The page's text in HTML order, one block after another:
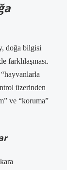
doğa bilgisi
farklılaşması.
üzerinden
ve “koruma”